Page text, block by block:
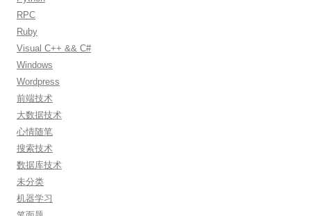
RPC
Ruby
Visual C++ && C#
Windows
Wordpress
前端技术
大数据技术
心情随笔
搜索技术
数据库技术
未分类
机器学习